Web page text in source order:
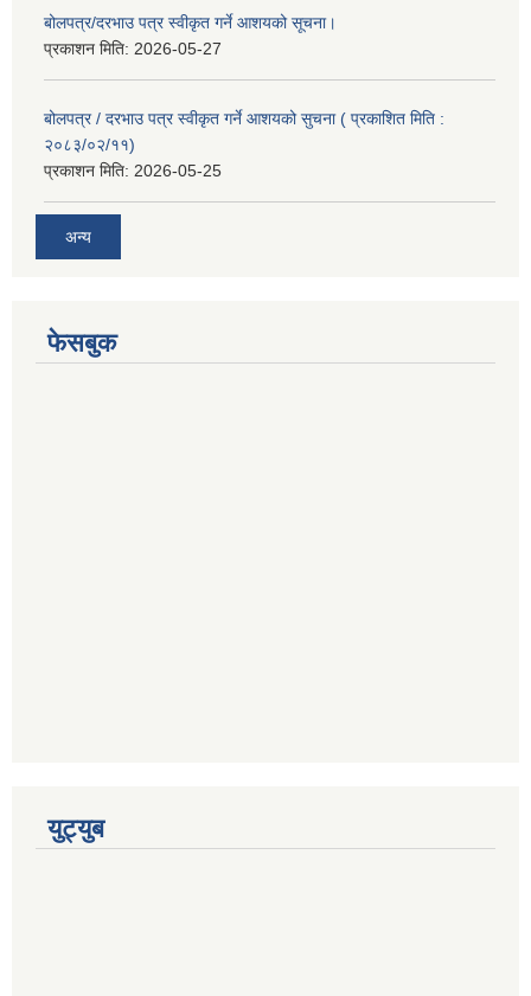
बोलपत्र/दरभाउ पत्र स्वीकृत गर्ने आशयको सूचना।
प्रकाशन मिति: 2026-05-27
बोलपत्र / दरभाउ पत्र स्वीकृत गर्ने आशयको सुचना ( प्रकाशित मिति :
२०८३/०२/११)
प्रकाशन मिति: 2026-05-25
अन्य
फेसबुक
युट्युब